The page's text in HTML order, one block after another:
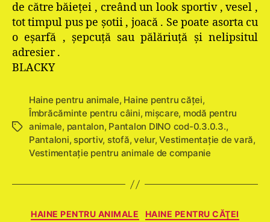
de către băieţei , creând un look sportiv , vesel ,
tot timpul pus pe şotii , joacă . Se poate asorta cu
o eşarfă , şepcuţă sau pălăriuţă şi nelipsitul
adresier .
BLACKY
Etichete
Haine pentru animale, Haine pentru căţei,
Îmbrăcăminte pentru câini, mişcare, modă pentru
animale, pantalon, Pantalon DINO cod-0.3.0.3.,
Pantaloni, sportiv, stofă,velur,Vestimentaţie de vară,
Vestimentație pentru animale de companie
Categorii
HAINE PENTRU ANIMALE
HAINE PENTRU CĂŢEI